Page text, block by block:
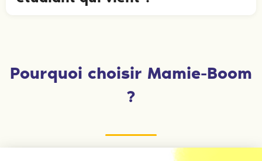
Pourquoi choisir Mamie-Boom
?